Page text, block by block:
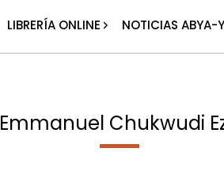
LIBRERÍA ONLINE NOTICIAS ABYA-
Emmanuel Chukwudi